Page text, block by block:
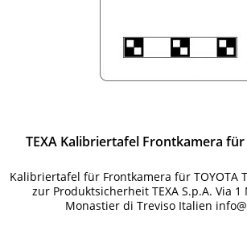
TEXA Kalibriertafel Frontkamera für
Kalibriertafel für Frontkamera für TOYOTA
zur Produktsicherheit TEXA S.p.A. Via 1
Monastier di Treviso Italien